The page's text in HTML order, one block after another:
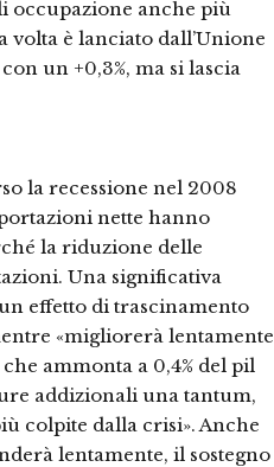
occupazione anche più
volta è lanciato dall’Unione
un +0,3%, ma si lascia
la recessione nel 2008
nette hanno
la riduzione delle
Una significativa
effetto di trascinamento
«migliorerà lentamente
ammonta a 0,4% del pil
addizionali una tantum,
colpite dalla crisi». Anche
lentamente, il sostegno